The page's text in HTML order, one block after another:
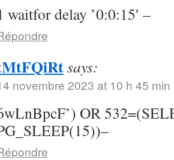
waitfor delay ’0:0:15′ –
says:
novembre 2023 at 10 h 45 min
OR